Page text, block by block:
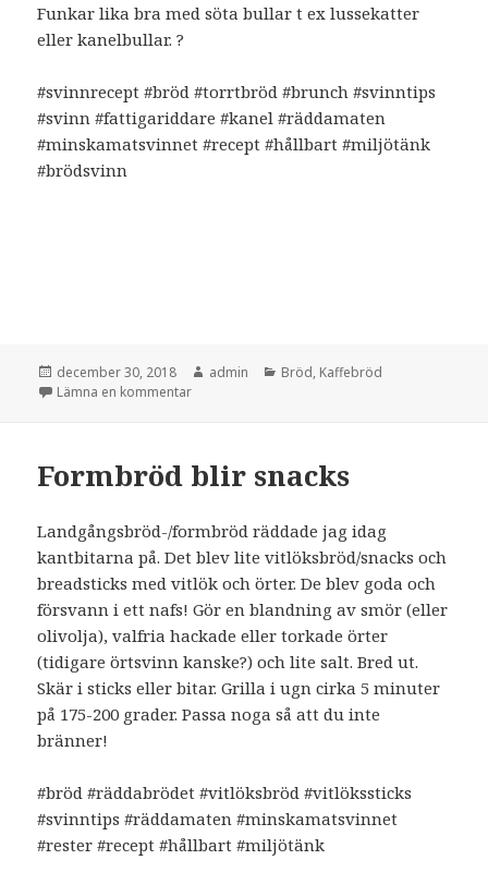
Funkar lika bra med söta bullar t ex lussekatter
eller kanelbullar. ?
#svinnrecept #bröd #torrtbröd #brunch #svinntips
#svinn #fattigariddare #kanel #räddamaten
#minskamatsvinnet #recept #hållbart #miljötänk
#brödsvinn
Postat
december 30, 2018 Författare
admin Kategorier
Bröd, Kaffebröd
Lämna en kommentartill Fattiga riddare
Formbröd blir snacks
Landgångsbröd-/formbröd räddade jag idag
kantbitarna på. Det blev lite vitlöksbröd/snacks och
breadsticks med vitlök och örter. De blev goda och
försvann i ett nafs! Gör en blandning av smör (eller
olivolja), valfria hackade eller torkade örter
(tidigare örtsvinn kanske?) och lite salt. Bred ut.
Skär i sticks eller bitar. Grilla i ugn cirka 5 minuter
på 175-200 grader. Passa noga så att du inte
bränner!
#bröd #räddabrödet #vitlöksbröd #vitlökssticks
#svinntips #räddamaten #minskamatsvinnet
#rester #recept #hållbart #miljötänk